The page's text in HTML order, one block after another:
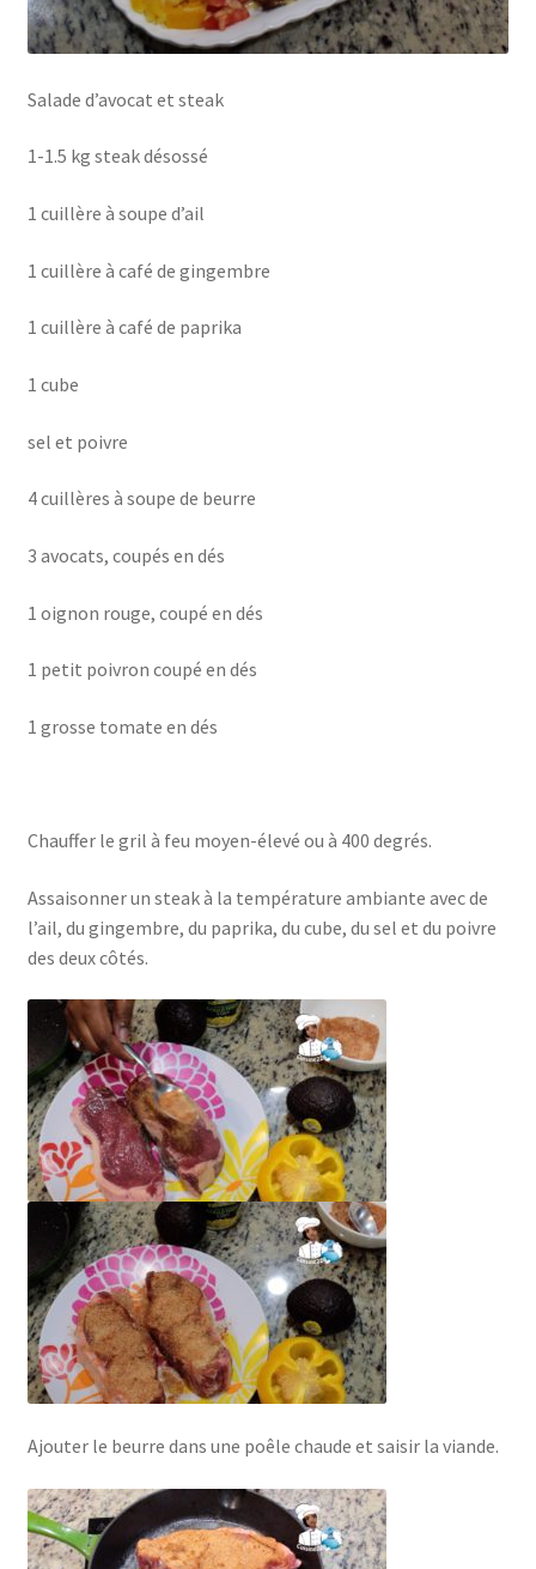
Salade d’avocat et steak
1-1.5 kg steak désossé
1 cuillère à soupe d’ail
1 cuillère à café de gingembre
1 cuillère à café de paprika
1 cube
sel et poivre
4 cuillères à soupe de beurre
3 avocats, coupés en dés
1 oignon rouge, coupé en dés
1 petit poivron coupé en dés
1 grosse tomate en dés
Chauffer le gril à feu moyen-élevé ou à 400 degrés.
Assaisonner un steak à la température ambiante avec de
l’ail, du gingembre, du paprika, du cube, du sel et du poivre
des deux côtés.
Ajouter le beurre dans une poêle chaude et saisir la viande.